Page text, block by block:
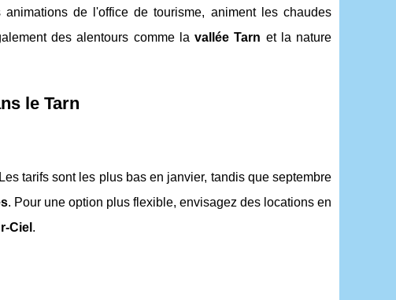
de l'office de tourisme, animent les chaudes
des alentours comme lavallée Tarn et la nature
le Tarn
tarifs sont les plus bas en janvier, tandis que septembre
. Pour une option plus flexible, envisagez des locations en
Ciel .